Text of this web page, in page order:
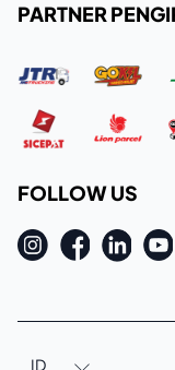
PARTNER
FOLLOW US
ID